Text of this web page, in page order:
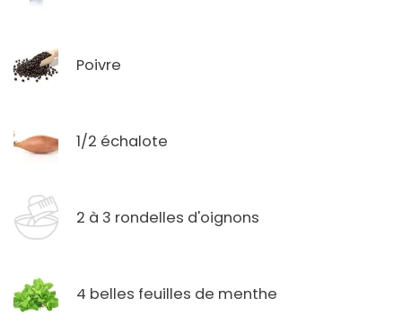
Poivre
1/2 échalote
2 à 3 rondelles d'oignons
4 belles feuilles de menthe